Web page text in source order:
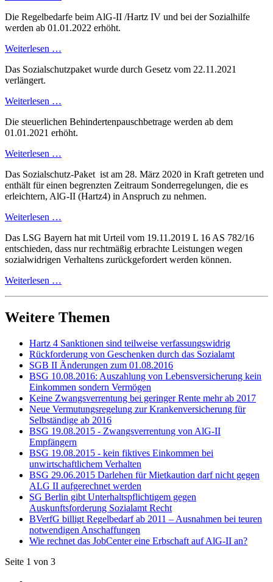
Die Regelbedarfe beim AlG-II /Hartz IV und bei der Sozialhilfe
werden ab 01.01.2022 erhöht.
Weiterlesen …
Das Sozialschutzpaket wurde durch Gesetz vom 22.11.2021
verlängert.
Weiterlesen …
Die steuerlichen Behindertenpauschbetrage werden ab dem
01.01.2021 erhöht.
Weiterlesen …
Das Sozialschutz-Paket ist am 28. März 2020 in Kraft getreten und
enthält für einen begrenzten Zeitraum Sonderregelungen, die es
erleichtern, AlG-II (Hartz4) in Anspruch zu nehmen.
Weiterlesen …
Das LSG Bayern hat mit Urteil vom 19.11.2019 L 16 AS 782/16
entschieden, dass nur rechtmäßig erbrachte Leistungen wegen
sozialwidrigen Verhaltens zurückgefordert werden können.
Weiterlesen …
Weitere Themen
Hartz 4 Sanktionen sind teilweise verfassungswidrig
Rückforderung von Geschenken durch das Sozialamt
SGB II Änderungen zum 01.08.2016
BSG 10.08.2016: Auszahlung von Lebensversicherung kein
Einkommen sondern Vermögen
Keine Zwangsverrentung bei geringer Rente mehr ab 2017
Neue Vermutungsregelung zur Krankenversicherung für
Selbständige ab 2016
BSG 19.08.2015 - Zwangsverrentung von AlG-II
Empfängern
BSG 19.08.2015 - kein fiktives Einkommen bei
unwirtschaftlichem Verhalten
BSG 29.06.2015 Darlehen für Mietkaution darf nicht gegen
ALG II aufgerechnet werden
SG Berlin gibt Unterhaltspflichtigem gegen
Auskunftsforderung Sozialamt Recht
BVerfG billigt Regelbedarf ab 2011 – Ausnahmen bei teuren
notwendigen Anschaffungen
Wie rechnet das JobCenter eine Erbschaft auf AlG-II an?
Seite 1 von 3